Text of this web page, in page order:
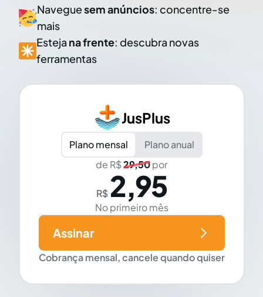
Naveguesem anúncios: concentre-se
mais
Esteja na frente: descubra novas
ferramentas
JusPlus
Plano mensal
Plano anual
de R$29,50por
R$ 2,95
No primeiro mês
Cobrança mensal, cancele quando quiser
Assinar